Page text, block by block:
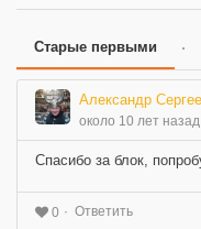
Старые первыми
Александр
около 10 лет назад
Спасибо за блок,
0 Ответить